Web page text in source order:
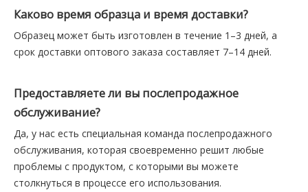
Каково время образца и время доставки?
Образец может быть изготовлен в течение 1–3 дней, а
срок доставки оптового заказа составляет 7–14 дней.
Предоставляете ли вы послепродажное
обслуживание?
Да, у нас есть специальная команда послепродажного
обслуживания, которая своевременно решит любые
проблемы с продуктом, с которыми вы можете
столкнуться в процессе его использования.